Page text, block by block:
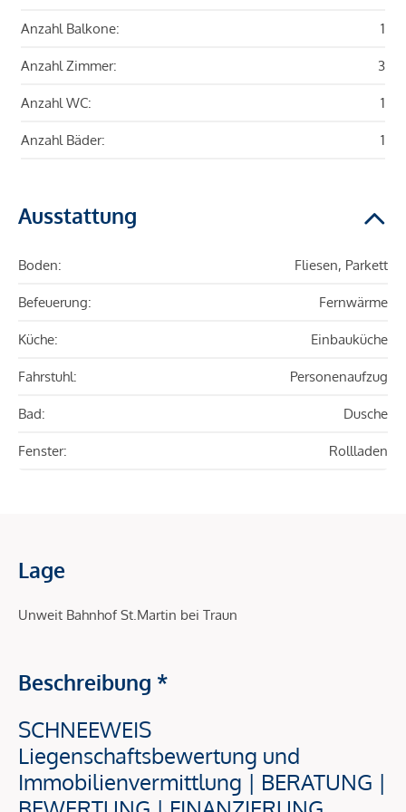
Anzahl Balkone: 1
Anzahl Zimmer: 3
Anzahl WC: 1
Anzahl Bäder: 1
Ausstattung
Boden: Fliesen, Parkett
Befeuerung: Fernwärme
Küche: Einbauküche
Fahrstuhl: Personenaufzug
Bad: Dusche
Fenster: Rollladen
Lage
Unweit Bahnhof St.Martin bei Traun
Beschreibung *
SCHNEEWEIS
Liegenschaftsbewertung und
Immobilienvermittlung | BERATUNG |